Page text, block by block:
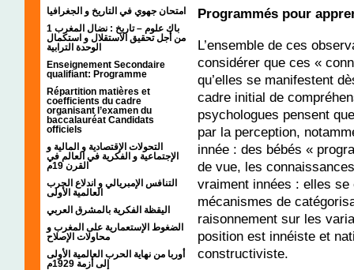
امتحان جهوي في التاريخ و الجغرافيا
1 باك علوم – تاريخ : نضال المغرب
من أجل تحقيق الاستقلال و استكمال
الوحدة الترابية
Enseignement Secondaire
qualifiant: Programme
Répartition matières et
coefficients du cadre
organisant l’examen du
baccalauréat Candidats
officiels
التحولات الإقتصادية و المالية و
الإجتماعية و الفكرية في العالم في
القرن 19م
التنافس الإمبريالي و اندلاع الحرب
العالمية الأولى
اليقظة الفكرية بالمشرق العربي
الضغوط الإستعمارية على المغرب و
محاولات الإصلاح
أوربا من نهاية الحرب العالمية الأولى
إلى أزمة 1929م
Programmés pour
L’ensemble de ces
considérer que ces «
qu’elles se manifestent
cadre initial de
psychologues pensent
par la perception,
innée : des bébés «
de vue, les
vraiment innées : elles
mécanismes de
raisonnement sur les
position est innéiste et
constructiviste.